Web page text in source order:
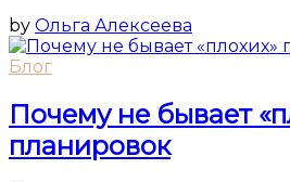
by Ольга Алексеева
Блог
Почему не бывает
планировок